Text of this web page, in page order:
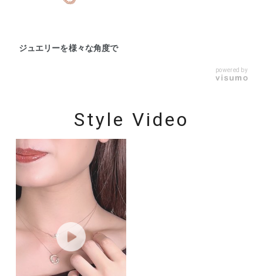
ジュエリーを様々な角度で
powered by
Style Video